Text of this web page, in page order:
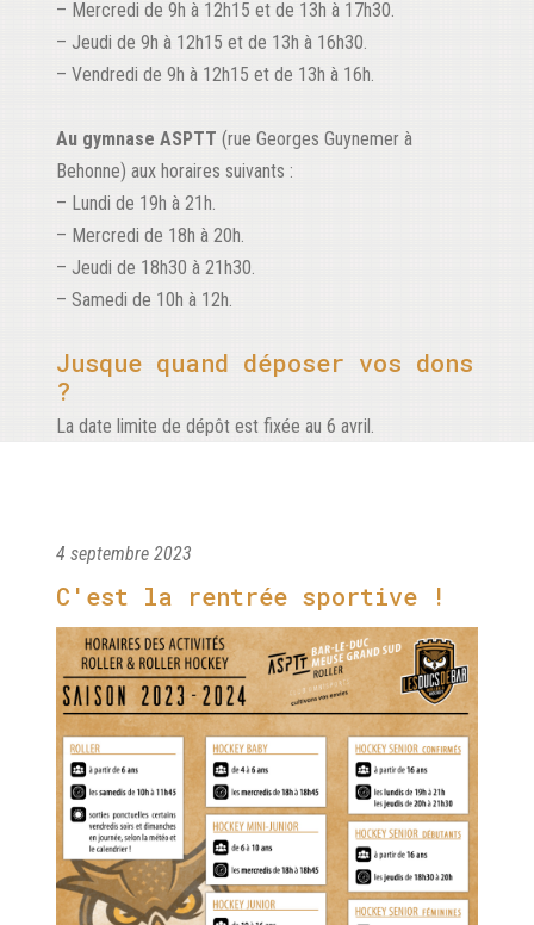
– Mercredi de 9h à 12h15 et de 13h à 17h30.
– Jeudi de 9h à 12h15 et de 13h à 16h30.
– Vendredi de 9h à 12h15 et de 13h à 16h.
Au gymnase ASPTT (rue Georges Guynemer à
Behonne) aux horaires suivants :
– Lundi de 19h à 21h.
– Mercredi de 18h à 20h.
– Jeudi de 18h30 à 21h30.
– Samedi de 10h à 12h.
Jusque quand déposer vos dons
?
La date limite de dépôt est fixée au 6 avril.
4 septembre 2023
C'est la rentrée sportive !